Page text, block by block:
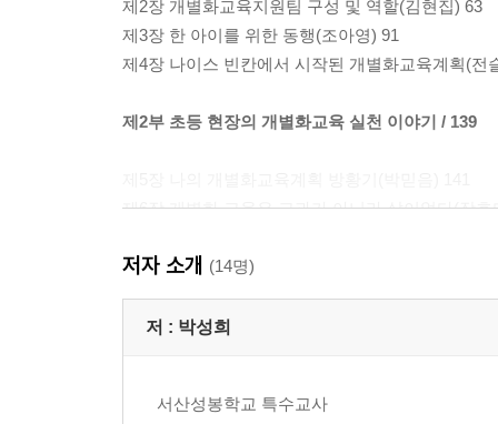
제2장 개별화교육지원팀 구성 및 역할(김현집) 63
제3장 한 아이를 위한 동행(조아영) 91
제4장 나이스 빈칸에서 시작된 개별화교육계획(전
제2부 초등 현장의 개별화교육 실천 이야기 / 139
제6장 개별화 교육은 교과가 아니라 삶이었다(장효
제8장 행동 너머의 마음을 읽는 일상 속 행동중재(
제9장 중증장애 학생의 학교생활에 날개를 달아주
제10장 선생님도 인공지능이 처음이라서(강성구)
저자 소개 (14명)
저 : 박성희
서산성봉학교 특수교사